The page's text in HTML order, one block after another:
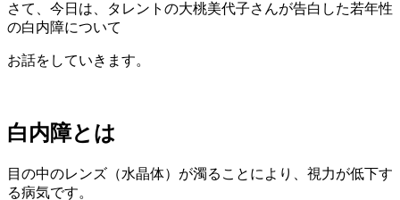
さて、今日は、タレントの大桃美代子さんが告白した若年性
の白内障について
お話をしていきます。
白内障とは
目の中のレンズ（水晶体）が濁ることにより、視力が低下す
る病気です。